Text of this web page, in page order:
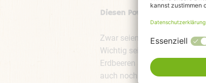
Diesen Power-Smoothie
Zwar seien Erdbeeren in
Wichtig sei, den
Erdbeeren am besten in
auch noch ein richtiger